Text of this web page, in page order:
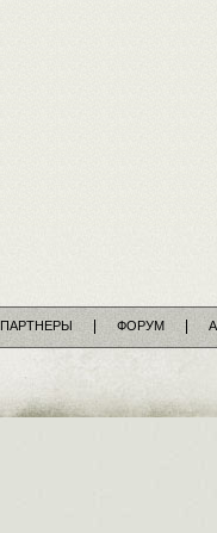
ПАРТНЕРЫ ФОРУМ